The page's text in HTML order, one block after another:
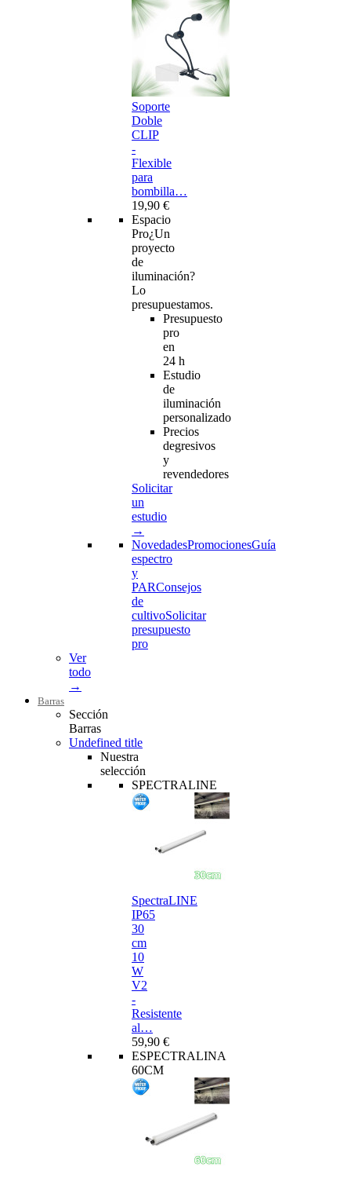
Soporte
Doble
CLIP
-
Flexible
para
bombilla…
19,90 €
Espacio
Pro¿Un
proyecto
de
iluminación?
Lo
presupuestamos.
Presupuesto
pro
en
24 h
Estudio
de
iluminación
personalizado
Precios
degresivos
y
revendedores
Solicitar
un
estudio
→
NovedadesPromocionesGuía
espectro
y
PARConsejos
de
cultivoSolicitar
presupuesto
pro
Ver
todo
→
Barras
Sección
Barras
Undefined title
Nuestra
selección
SPECTRALINE
SpectraLINE
IP65
30
cm
10
W
V2
-
Resistente
al…
59,90 €
ESPECTRALINA
60CM